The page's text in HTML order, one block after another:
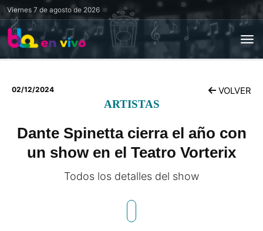
Viernes 7 de agosto de 2026
02/12/2024 VOLVER
ARTISTAS
Dante Spinetta cierra el año con
un show en el Teatro Vorterix
Todos los detalles del show